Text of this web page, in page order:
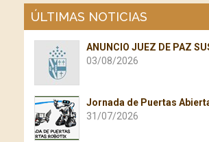
ÚLTIMAS NOTICIAS
ANUNCIO JUEZ DE PAZ
03/08/2026
Jornada de Puertas
31/07/2026